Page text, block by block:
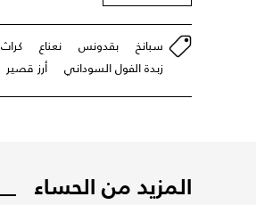
سبانخ بقدونس نعناع كراث
زبدة الفول السوداني
أرز قصير
المزيد من الحساء